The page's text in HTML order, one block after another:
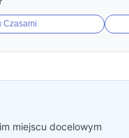
Czasami
miejscu docelowym